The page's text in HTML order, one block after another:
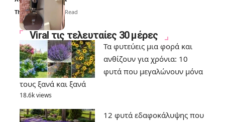
Thali Ombre 6 Min Read
Viral τις τελευταίες 30 μέρες
Τα φυτεύεις μια φορά και
ανθίζουν για χρόνια: 10
φυτά που μεγαλώνουν μόνα
τους ξανά και ξανά
18.6k views
12 φυτά εδαφοκάλυψης που